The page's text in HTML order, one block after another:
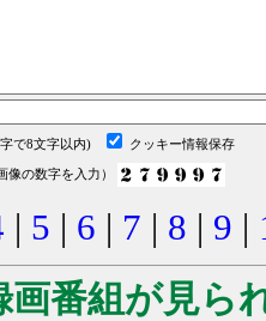
で8文字以内) クッキー情報保存
像の数字を入力）
| 5 | 6 | 7 | 8 | 9 |
画番組が見ら